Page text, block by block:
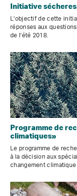
Initiative
L'objectif de cette
réponses aux
de l'été 2018.
Programme de
climatiques»
Le programme de
à la décision aux
changement